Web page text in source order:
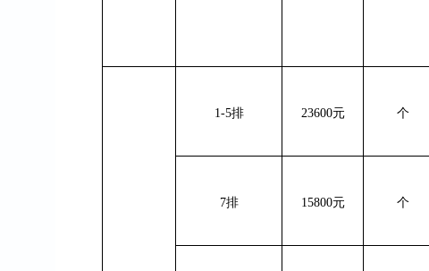
1-5排 23600元 个
7排 15800元 个